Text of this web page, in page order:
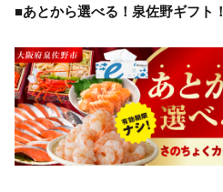
■あとから選べる！泉佐野ギフト！